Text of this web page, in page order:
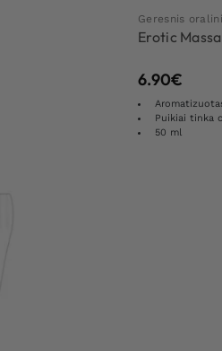
Geresnis
Erotic
6.90€
Puikiai tinka
50 ml